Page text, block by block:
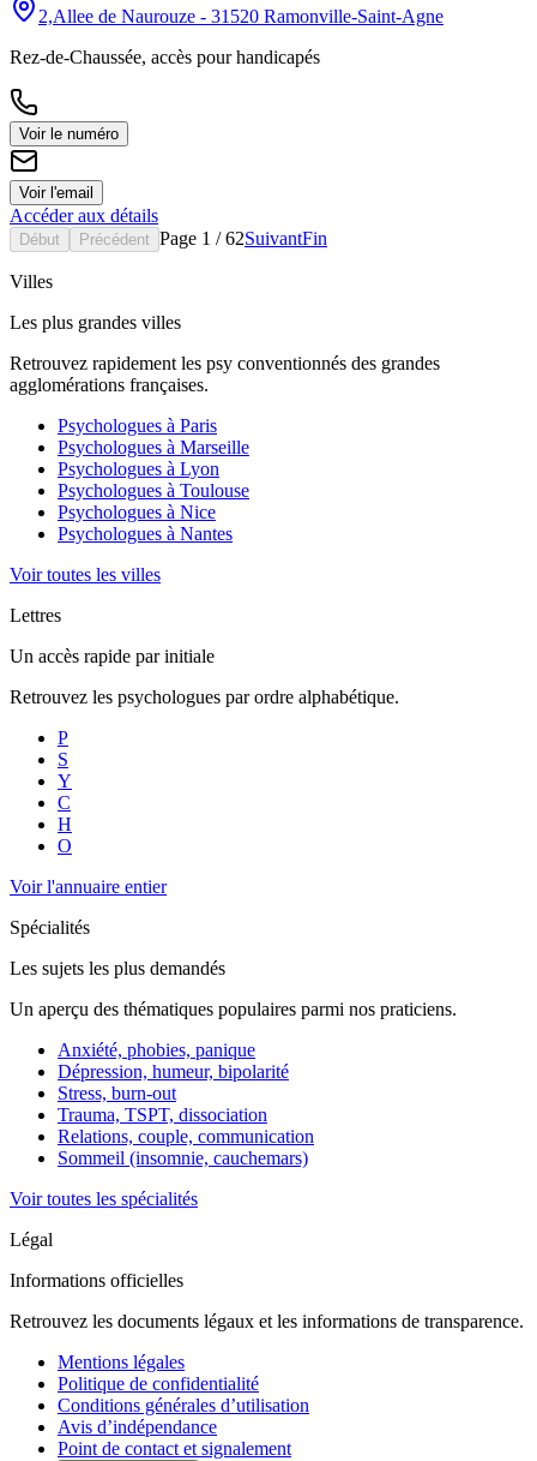
2,Allee de Naurouze - 31520 Ramonville-Saint-Agne
Rez-de-Chaussée, accès pour handicapés
Voir le numéro
Voir l'email
Accéder aux détails
Début Précédent Page 1 /62SuivantFin
Villes
Les plus grandes villes
Retrouvez rapidement les psy conventionnés des grandes
agglomérations françaises.
Psychologues à Paris
Psychologues à Marseille
Psychologues à Lyon
Psychologues à Toulouse
Psychologues à Nice
Psychologues à Nantes
Voir toutes les villes
Lettres
Un accès rapide par initiale
Retrouvez les psychologues par ordre alphabétique.
P
S
Y
C
H
O
Voir l'annuaire entier
Spécialités
Les sujets les plus demandés
Un aperçu des thématiques populaires parmi nos praticiens.
Anxiété, phobies, panique
Dépression, humeur, bipolarité
Stress, burn-out
Trauma, TSPT, dissociation
Relations, couple, communication
Sommeil (insomnie, cauchemars)
Voir toutes les spécialités
Légal
Informations officielles
Retrouvez les documents légaux et les informations de transparence.
Mentions légales
Politique de confidentialité
Conditions générales d’utilisation
Avis d’indépendance
Point de contact et signalement